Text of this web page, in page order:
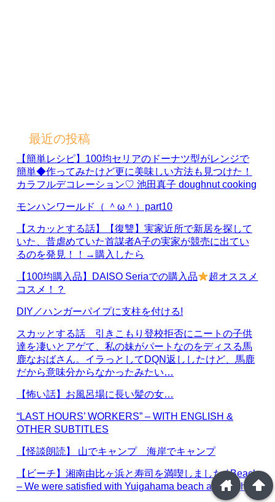
最近の投稿
【簡単レシピ】100均セリアのドーナツ型がレンジで
簡単◆作ってみたけど更に美味しい方法も見つけた！
カラフルデコレーション♡ 池田真子 doughnut cooking
モンハンワールド（ ＾ω＾）part10
【スカッとする話】【復讐】実家近所で新居を探して
いた、昔虐めていた首謀者A子の実家が競売に出てい
るのを発見！！→購入したら
【100均購入品】DAISO Seriaでの購入品
超オススメ
コスメ！？
DIY／ハンガーパイプに支柱を付ける!
スカッとする話 引きこもり登校拒否にニートの子供
達を凄いとアゲて、私の妹がパートなのをディスる馬
鹿なおばさん。イラっとしてDQN返ししたけど、馬鹿
だから意味分からなかったみたい…
【怖い話】お風呂場に長い髪の女…
“LAST HOURS’ WORKERS” – WITH ENGLISH &
OTHER SUBTITLES
【怪談朗読】 山でキャンプ 海岸でキャンプ
【ビーチ】湘南由比ヶ浜と寿司を満喫しました / Beach
– We were satisfied with Yuigahama beach and sushi
arrowup
home